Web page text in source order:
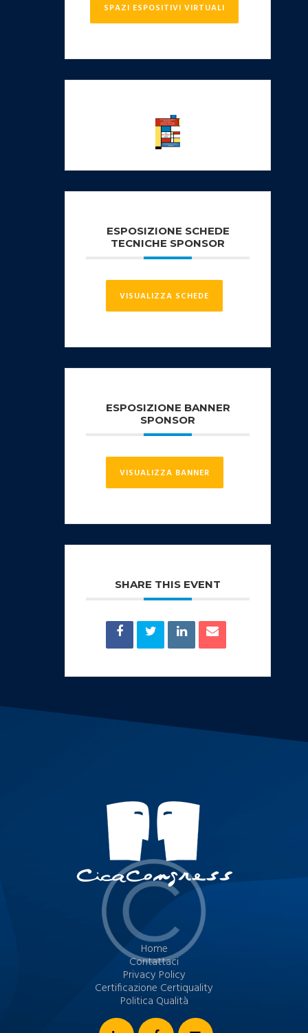
SPAZI ESPOSITIVI VIRTUALI
ESPOSIZIONE SCHEDE
TECNICHE SPONSOR
VISUALIZZA SCHEDE
ESPOSIZIONE BANNER
SPONSOR
VISUALIZZA BANNER
SHARE THIS EVENT
Home
Contattaci
Privacy Policy
Certificazione Certiquality
Politica Qualità